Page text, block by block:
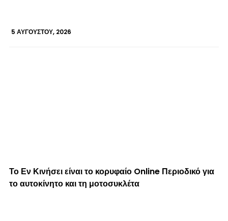
5 ΑΥΓΟΎΣΤΟΥ, 2026
Το Εν Κινήσει είναι το κορυφαίο Online Περιοδικό για
το αυτοκίνητο και τη μοτοσυκλέτα